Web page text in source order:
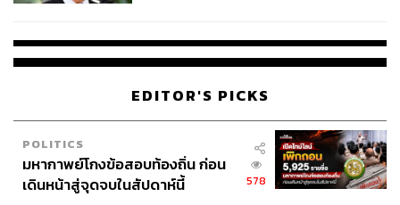
EDITOR'S PICKS
POLITICS
มหากาพย์โกงข้อสอบท้องถิ่น ก่อน
เดินหน้าสู่จุดจบในสัปดาห์นี้
578